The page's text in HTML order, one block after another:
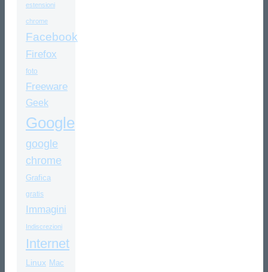
estensioni
chrome
Facebook
Firefox
foto
Freeware
Geek
Google
google
chrome
Grafica
gratis
Immagini
Indiscrezioni
Internet
Linux Mac